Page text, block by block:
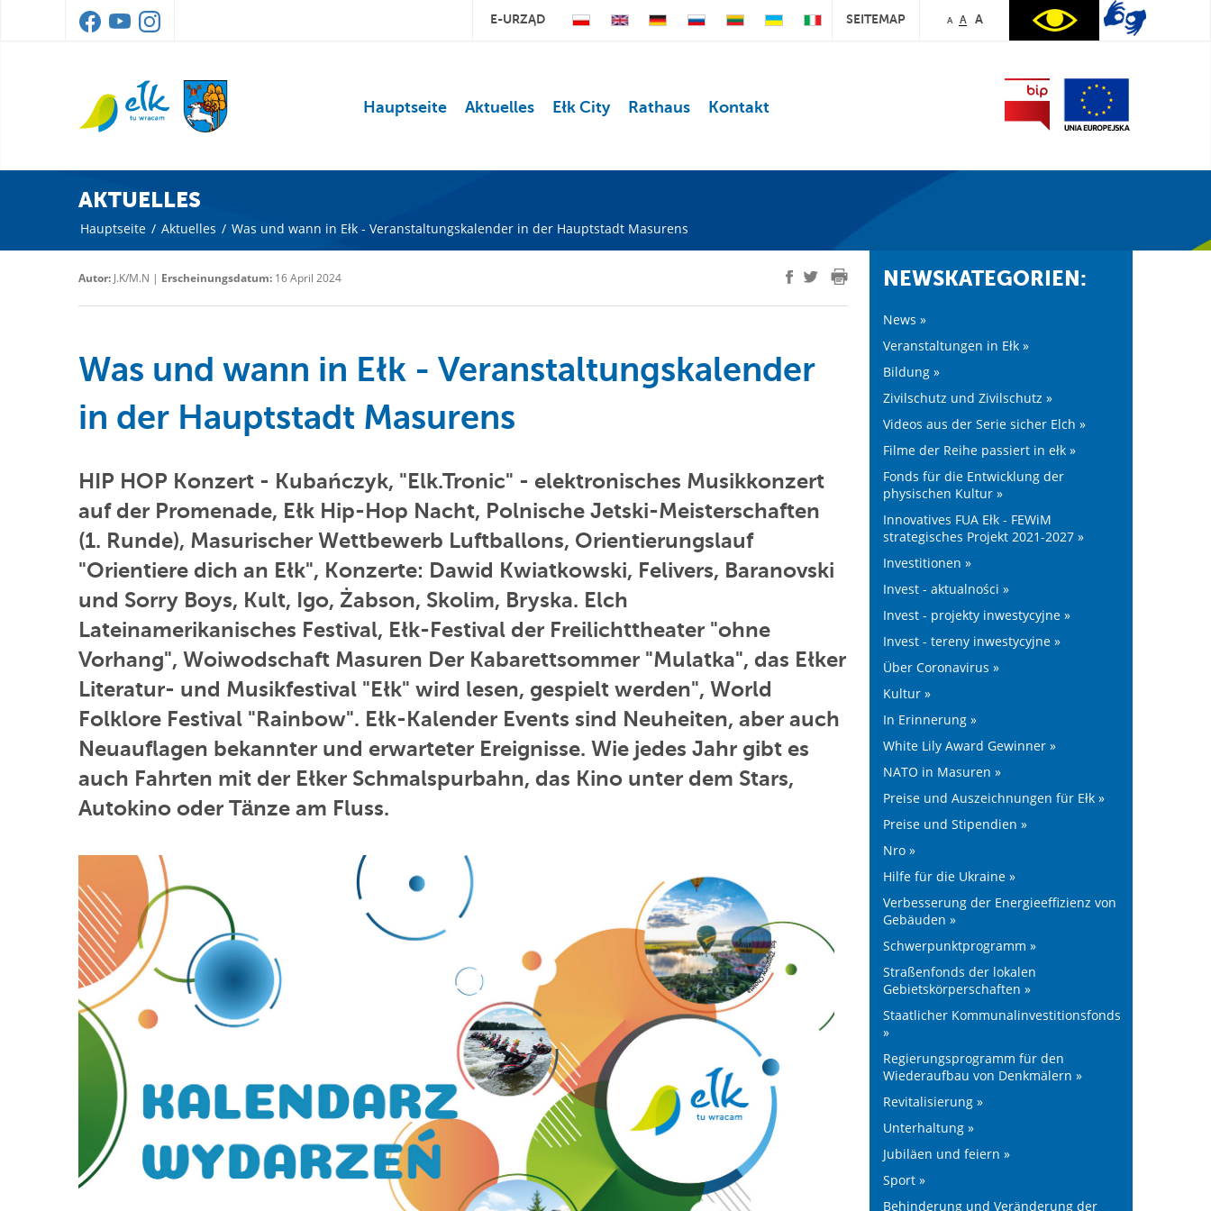
E-URZĄD SEITEMAP A A A
Hauptseite Aktuelles Ełk City Rathaus Kontakt
AKTUELLES
Hauptseite / Aktuelles / Was und wann in Ełk - Veranstaltungskalender in der Hauptstadt Masurens
Autor: J.K/M.N | Erscheinungsdatum: 16 April 2024
Was und wann in Ełk - Veranstaltungskalender
in der Hauptstadt Masurens
HIP HOP Konzert - Kubańczyk, "Elk.Tronic" - elektronisches Musikkonzert
auf der Promenade, Ełk Hip-Hop Nacht, Polnische Jetski-Meisterschaften
(1. Runde), Masurischer Wettbewerb Luftballons, Orientierungslauf
"Orientiere dich an Ełk", Konzerte: Dawid Kwiatkowski, Felivers, Baranovski
und Sorry Boys, Kult, Igo, Żabson, Skolim, Bryska. Elch
Lateinamerikanisches Festival, Ełk-Festival der Freilichttheater "ohne
Vorhang", Woiwodschaft Masuren Der Kabarettsommer "Mulatka", das Ełker
Literatur- und Musikfestival "Ełk" wird lesen, gespielt werden", World
Folklore Festival "Rainbow". Ełk-Kalender Events sind Neuheiten, aber auch
Neuauflagen bekannter und erwarteter Ereignisse. Wie jedes Jahr gibt es
auch Fahrten mit der Ełker Schmalspurbahn, das Kino unter dem Stars,
Autokino oder Tänze am Fluss.
NEWSKATEGORIEN:
News »
Veranstaltungen in Ełk »
Bildung »
Zivilschutz und Zivilschutz »
Videos aus der Serie sicher Elch »
Filme der Reihe passiert in ełk »
Fonds für die Entwicklung der
physischen Kultur »
Innovatives FUA Ełk - FEWiM
strategisches Projekt 2021-2027 »
Investitionen »
Invest - aktualności »
Invest - projekty inwestycyjne »
Invest - tereny inwestycyjne »
Über Coronavirus »
Kultur »
In Erinnerung »
White Lily Award Gewinner »
NATO in Masuren »
Preise und Auszeichnungen für Ełk »
Preise und Stipendien »
Nro »
Hilfe für die Ukraine »
Verbesserung der Energieeffizienz von
Gebäuden »
Schwerpunktprogramm »
Straßenfonds der lokalen
Gebietskörperschaften »
Staatlicher Kommunalinvestitionsfonds
»
Regierungsprogramm für den
Wiederaufbau von Denkmälern »
Revitalisierung »
Unterhaltung »
Jubiläen und feiern »
Sport »
Behinderung und Veränderung der